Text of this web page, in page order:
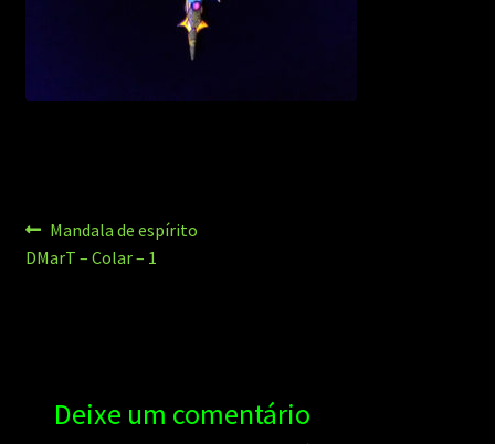
Navegação
de
Post
anterior:
Mandala de espírito
DMarT – Colar – 1
Deixe um comentário